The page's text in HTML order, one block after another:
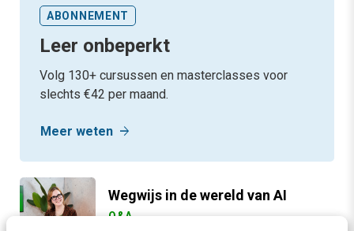
ABONNEMENT
Leer onbeperkt
Volg 130+ cursussen en masterclasses voor
slechts €42 per maand.
Meer weten arrow_forward
Q&A
Wegwijs in de wereld van AI